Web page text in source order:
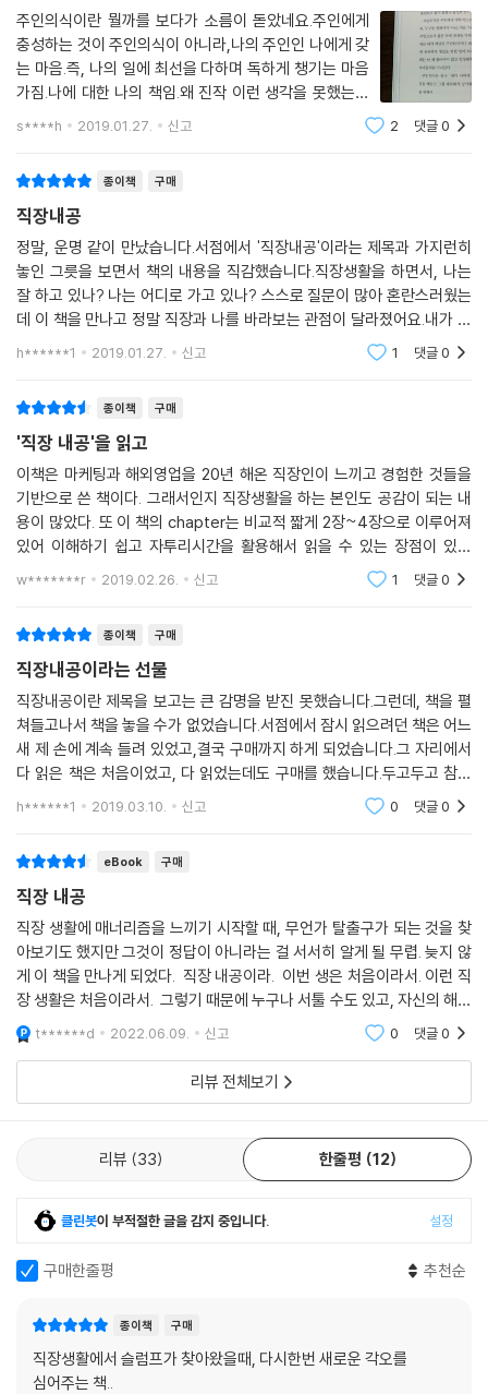
한때는 그토록 하고 싶었던 일을 하고 있고, 그토록 다니고 싶었던 직장을
갖게 되었는데 왜 우리는 행복하지 않을까? 행복은커녕 왜 회사에 있는 대
부분의 시간 동안 불행한 걸까? 이 책은 힘들다고 쉽게 회사를 그만둘 수
도, 일을 놓아버릴 수도 없는 직장인들에게 지금 우리를 힘들고 화나게 하
직장인의 자존감을 높여줄 핵공감 현실 조언
어쨌거나 회사를 잘 다니고 싶은 당신을 위한 슬기로운 직장생활의 모든
것
이 책은 5개의 장으로 구성되어 있다. 우선 1장에서는 일과 직장에 대한 흔
한 오해들을 살펴봄으로써 자신의 상황을 객관적으로 바라볼 수 있는 시각
을 제공한다. 2장에서는 직장인들을 힘들게 하는 슬럼프와 무기력, 울렁증
3장에서는 일보다 사람이 어렵다고 말하는 직장인들에게 각종 관계에서
비롯되는 문제를 슬기롭게 대처할 수 있게 하는 관계 내공을 전하고, 4장
에서는 갈등 상황에서 상사와 동료를 내편으로 만드는 대화 내공을 알려준
다. 마지막으로 5장에서는 일 잘하는 사람들의 유형과 일 못하는 사람들의
유형을 살펴보고 사람들에게 인정받을 수 있는 업무 내공을 알려준다.
주인의식이란 뭘까를 보다가 소름이 돋았네요.주인에게
충성하는 것이 주인의식이 아니라,나의 주인인 나에게 갖
는 마음.즉, 나의 일에 최선을 다하며 독하게 챙기는 마음
가짐.나에 대한 나의 책임.왜 진작 이런 생각을 못했는지
'직장내공'을 만나고는큰 깨달음을 얻었습니다.따뜻하고
s****h 2019.01.27. 신고 2 댓글0
종이책 구매
직장내공
정말, 운명 같이 만났습니다.서점에서 '직장내공'이라는 제목과 가지런히
놓인 그릇을 보면서 책의 내용을 직감했습니다.직장생활을 하면서, 나는
잘 하고 있나? 나는 어디로 가고 있나? 스스로 질문이 많아 혼란스러웠는
데 이 책을 만나고 정말 직장과 나를 바라보는 관점이 달라졌어요.내가 생
각을 바꾸면 된다라는 세상 뻔한 조언이 아닌, 실질적으로 어떠한 자세로
h******1 2019.01.27. 신고 1 댓글0
종이책 구매
'직장 내공'을 읽고
이책은 마케팅과 해외영업을 20년 해온 직장인이 느끼고 경험한 것들을
기반으로 쓴 책이다. 그래서인지 직장생활을 하는 본인도 공감이 되는 내
용이 많았다. 또 이 책의 chapter는 비교적 짧게 2장~4장으로 이루어져
있어 이해하기 쉽고 자투리시간을 활용해서 읽을 수 있는 장점이 있었
다. 저자의 말대로 휴식은 의미가 없어야한다는 말에 공감한다. 지금까지
w*******r 2019.02.26. 신고 1 댓글0
종이책 구매
직장내공이라는 선물
직장내공이란 제목을 보고는 큰 감명을 받진 못했습니다.그런데, 책을 펼
쳐들고나서 책을 놓을 수가 없었습니다.서점에서 잠시 읽으려던 책은 어느
새 제 손에 계속 들려 있었고,결국 구매까지 하게 되었습니다.그 자리에서
다 읽은 책은 처음이었고, 다 읽었는데도 구매를 했습니다.두고두고 참고
서와 같이 보려고요.정말 내공 가득한 팁들이 가득합니다.그냥 이래라 저
h******1 2019.03.10. 신고 0 댓글0
eBook 구매
직장 내공
직장 생활에 매너리즘을 느끼기 시작할 때, 무언가 탈출구가 되는 것을 찾
아보기도 했지만 그것이 정답이 아니라는 걸 서서히 알게 될 무렵. 늦지 않
게 이 책을 만나게 되었다. 직장 내공이라. 이번 생은 처음이라서. 이런 직
장 생활은 처음이라서. 그렇기 때문에 누구나 서툴 수도 있고, 자신의 해결
되지 않은 내적 문제는 '집' 에서 '회사'로 가져오기 쉽다. 회사에서 보내는
t******d 2022.06.09. 신고 0 댓글0
리뷰 전체보기
리뷰 33 한줄평 12
클린봇이 부적절한 글을 감지 중입니다. 설정
구매한줄평 추천순
종이책 구매
직장생활에서 슬럼프가 찾아왔을때, 다시한번 새로운 각오를
심어주는 책..